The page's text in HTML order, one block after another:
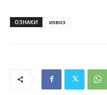
ОЗНАКИ извоз